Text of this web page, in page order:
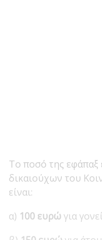
Το ποσό της εφάπαξ
δικαιούχων του
είναι:
α) 100 ευρώγια